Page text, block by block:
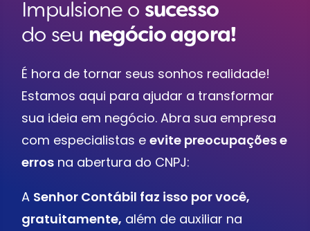
Impulsione o sucesso
do seu negócio agora!
É hora de tornar seus sonhos realidade!
Estamos aqui para ajudar a transformar
sua ideia em negócio. Abra sua empresa
com especialistas eevite preocupações e
erros na abertura do CNPJ:
A Senhor Contábil faz isso por você,
gratuitamente, além de auxiliar na